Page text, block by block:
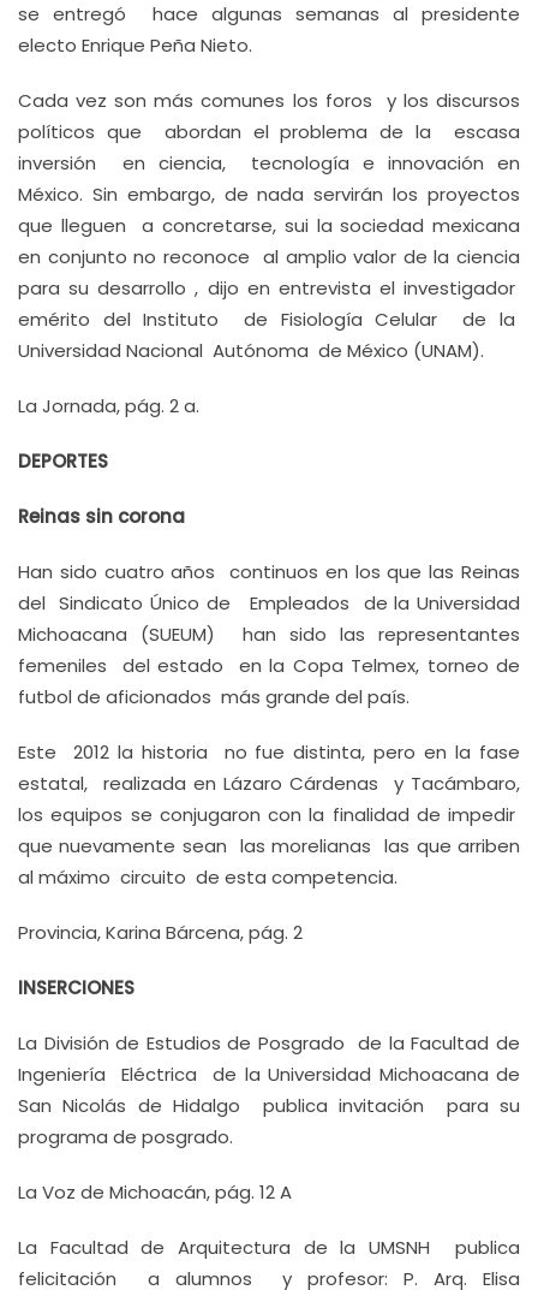
se entregó hace algunas semanas al presidente
electo Enrique Peña Nieto.
Cada vez son más comunes los foros y los discursos
políticos que abordan el problema de la escasa
inversión en ciencia, tecnología e innovación en
México. Sin embargo, de nada servirán los proyectos
que lleguen a concretarse, sui la sociedad mexicana
en conjunto no reconoce al amplio valor de la ciencia
para su desarrollo , dijo en entrevista el investigador
emérito del Instituto de Fisiología Celular de la
Universidad Nacional Autónoma de México (UNAM).
La Jornada, pág. 2 a.
DEPORTES
Reinas sin corona
Han sido cuatro años continuos en los que las Reinas
del Sindicato Único de Empleados de la Universidad
Michoacana (SUEUM) han sido las representantes
femeniles del estado en la Copa Telmex, torneo de
futbol de aficionados más grande del país.
Este 2012 la historia no fue distinta, pero en la fase
estatal, realizada en Lázaro Cárdenas y Tacámbaro,
los equipos se conjugaron con la finalidad de impedir
que nuevamente sean las morelianas las que arriben
al máximo circuito de esta competencia.
Provincia, Karina Bárcena, pág. 2
INSERCIONES
La División de Estudios de Posgrado de la Facultad de
Ingeniería Eléctrica de la Universidad Michoacana de
San Nicolás de Hidalgo publica invitación para su
programa de posgrado.
La Voz de Michoacán, pág. 12 A
La Facultad de Arquitectura de la UMSNH publica
felicitación a alumnos y profesor: P. Arq. Elisa